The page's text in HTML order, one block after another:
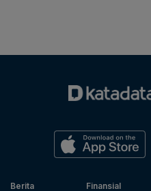
Berita
Finansial